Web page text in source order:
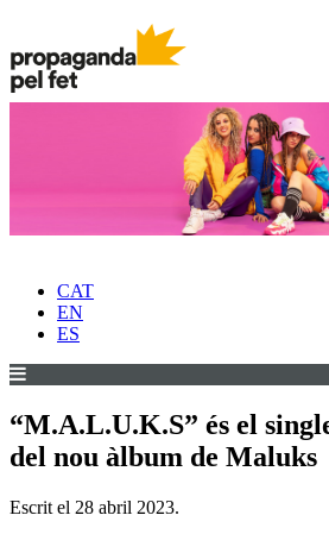
CAT
EN
ES
“M.A.L.U.K.S” és el
del nou àlbum de Maluks
Escrit el 28 abril 2023.